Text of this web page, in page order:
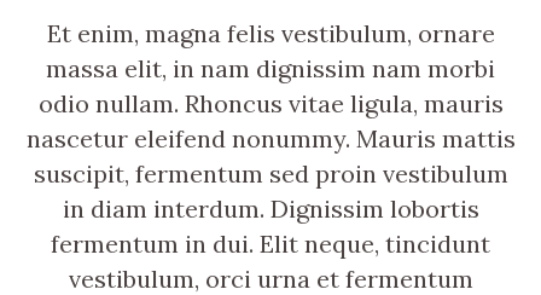
Et enim, magna felis vestibulum, ornare
massa elit, in nam dignissim nam morbi
odio nullam. Rhoncus vitae ligula, mauris
nascetur eleifend nonummy. Mauris mattis
suscipit, fermentum sed proin vestibulum
in diam interdum. Dignissim lobortis
fermentum in dui. Elit neque, tincidunt
vestibulum, orci urna et fermentum